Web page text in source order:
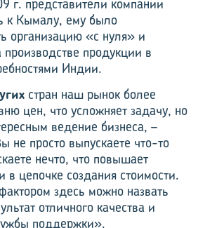
г. представители компании
к Кымалу, ему было
организацию «с нуля» и
производстве продукции в
Индии.
стран наш рынок более
цен, что усложняет задачу, но
ведение бизнеса, –
не просто вы­пускаете что-то
нечто, что повышает
в цепочке создания стоимости.
здесь можно назвать
отличного качества и
поддержки».